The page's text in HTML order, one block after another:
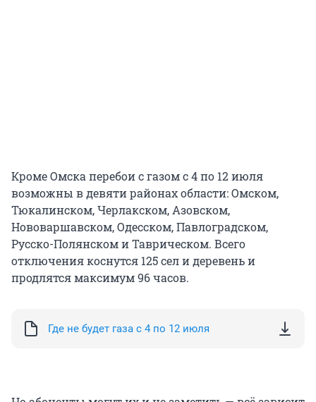
Кроме Омска перебои с газом с 4 по 12 июля
возможны в девяти районах области: Омском,
Тюкалинском, Черлакском, Азовском,
Нововаршавском, Одесском, Павлоградском,
Русско-Полянском и Таврическом. Всего
отключения коснутся 125 сел и деревень и
продлятся максимум 96 часов.
Где не будет газа с 4 по 12 июля